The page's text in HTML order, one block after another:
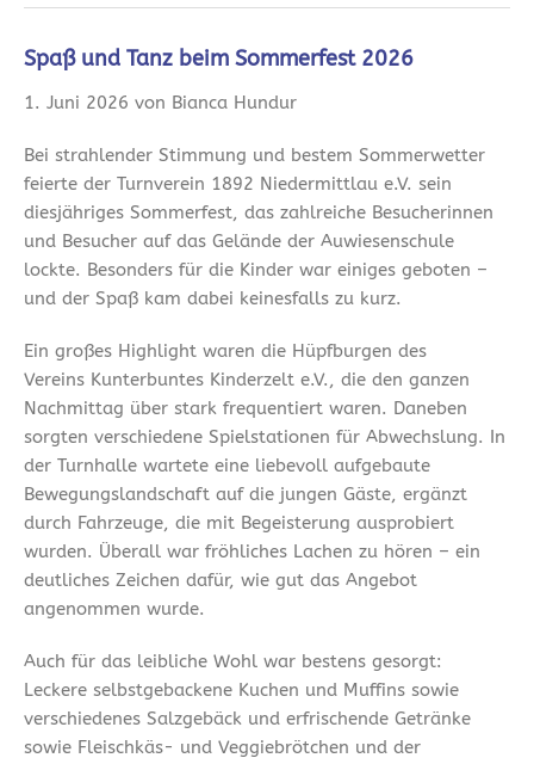
Spaß und Tanz beim Sommerfest 2026
1. Juni 2026 von Bianca Hundur
Bei strahlender Stimmung und bestem Sommerwetter
feierte der Turnverein 1892 Niedermittlau e.V. sein
diesjähriges Sommerfest, das zahlreiche Besucherinnen
und Besucher auf das Gelände der Auwiesenschule
lockte. Besonders für die Kinder war einiges geboten –
und der Spaß kam dabei keinesfalls zu kurz.
Ein großes Highlight waren die Hüpfburgen des
Vereins Kunterbuntes Kinderzelt e.V., die den ganzen
Nachmittag über stark frequentiert waren. Daneben
sorgten verschiedene Spielstationen für Abwechslung. In
der Turnhalle wartete eine liebevoll aufgebaute
Bewegungslandschaft auf die jungen Gäste, ergänzt
durch Fahrzeuge, die mit Begeisterung ausprobiert
wurden. Überall war fröhliches Lachen zu hören – ein
deutliches Zeichen dafür, wie gut das Angebot
angenommen wurde.
Auch für das leibliche Wohl war bestens gesorgt:
Leckere selbstgebackene Kuchen und Muffins sowie
verschiedenes Salzgebäck und erfrischende Getränke
sowie Fleischkäs- und Veggiebrötchen und der